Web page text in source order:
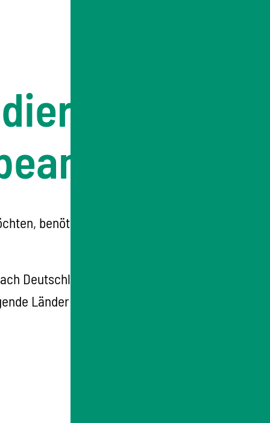
aus
benötigen in der Regel eine
Deutschland einreisen. Bleiben Sie
Länder: